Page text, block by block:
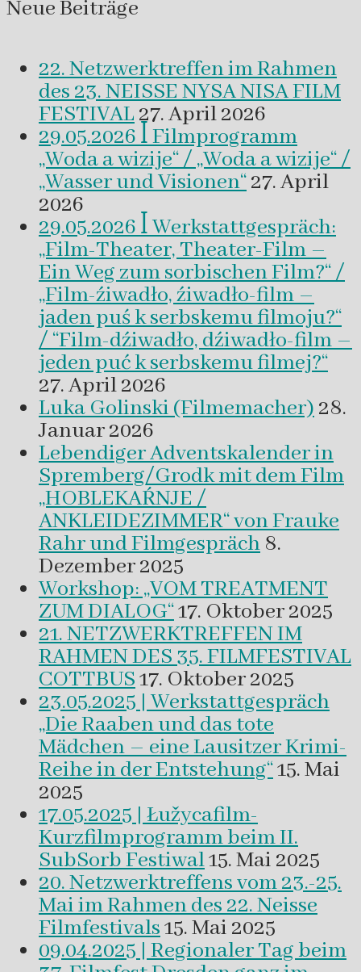
Neue Beiträge
22. Netzwerktreffen im Rahmen
des 23. NEISSE NYSA NISA FILM
FESTIVAL27. April 2026
29.05.2026 ꟾ Filmprogramm
„Woda a wizije“ / „Woda a wizije“ /
„Wasser und Visionen“27. April
2026
29.05.2026 ꟾ Werkstattgespräch:
„Film-Theater, Theater-Film –
Ein Weg zum sorbischen Film?“ /
„Film-źiwadło, źiwadło-film –
jaden puś k serbskemu filmoju?“
/ “Film-dźiwadło, dźiwadło-film –
jeden puć k serbskemu filmej?“
27. April 2026
Luka Golinski (Filmemacher)28.
Januar 2026
Lebendiger Adventskalender in
Spremberg/Grodk mit dem Film
„HOBLEKAŔNJE /
ANKLEIDEZIMMER“ von Frauke
Rahr und Filmgespräch 8.
Dezember 2025
Workshop: „VOM TREATMENT
ZUM DIALOG“17. Oktober 2025
21. NETZWERKTREFFEN IM
RAHMEN DES 35. FILMFESTIVAL
COTTBUS17. Oktober 2025
23.05.2025 | Werkstattgespräch
„Die Raaben und das tote
Mädchen – eine Lausitzer Krimi-
Reihe in der Entstehung“15. Mai
2025
17.05.2025 | Łužycafilm-
Kurzfilmprogramm beim II.
SubSorb Festiwal15. Mai 2025
20. Netzwerktreffens vom 23.-25.
Mai im Rahmen des 22. Neisse
Filmfestivals15. Mai 2025
09.04.2025 | Regionaler Tag beim